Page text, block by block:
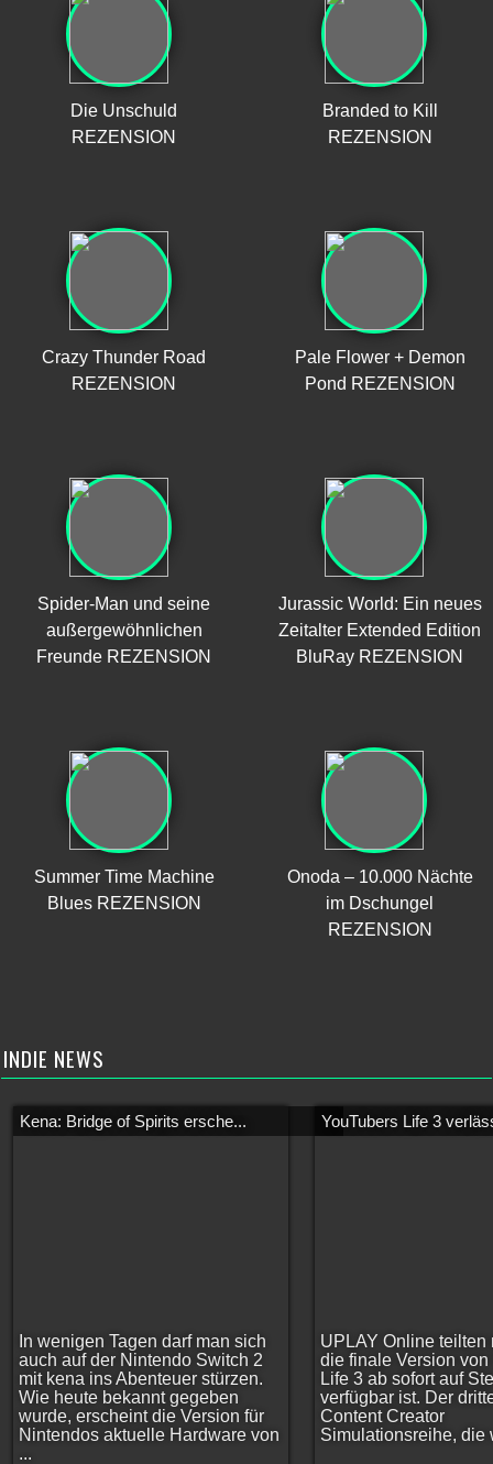
Die Unschuld
REZENSION
Branded to Kill
REZENSION
Crazy Thunder Road
REZENSION
Pale Flower + Demon
Pond REZENSION
Spider-Man und seine
außergewöhnlichen
Freunde REZENSION
Jurassic World: Ein neues
Zeitalter Extended Edition
BluRay REZENSION
Summer Time Machine
Blues REZENSION
Onoda – 10.000 Nächte
im Dschungel
REZENSION
INDIE NEWS
Kena: Bridge of Spirits ersche...
In wenigen Tagen darf man sich
auch auf der Nintendo Switch 2
mit kena ins Abenteuer stürzen.
Wie heute bekannt gegeben
wurde, erscheint die Version für
Nintendos aktuelle Hardware von
...
YouTubers Life 3
UPLAY Online teilten
die finale Version von
Life 3 ab sofort auf
verfügbar ist. Der
Content Creator
Simulationsreihe, die